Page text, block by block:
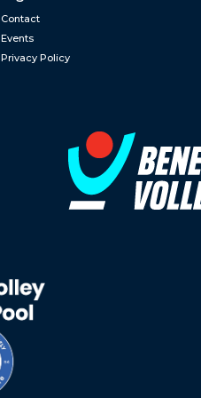
Contact
Events
Privacy Policy